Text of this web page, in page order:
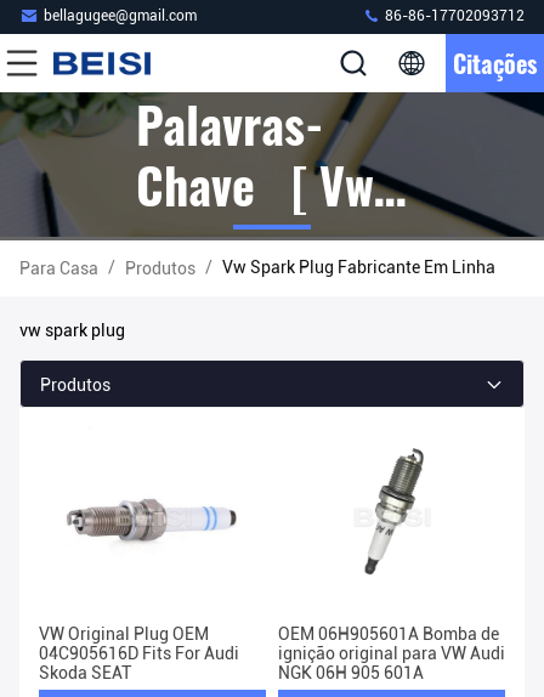
bellagugee@gmail.com 86-86-17702093712
Citações
Palavras-
Chave [ Vw
Spark Plug ]
Produtos
Para Casa / Produtos / Vw Spark Plug Fabricante Em Linha
vw spark plug
Produtos
VW Original Plug OEM
04C905616D Fits For Audi
Skoda SEAT
OEM 06H905601A Bomba de
ignição original para VW Audi
NGK 06H 905 601A